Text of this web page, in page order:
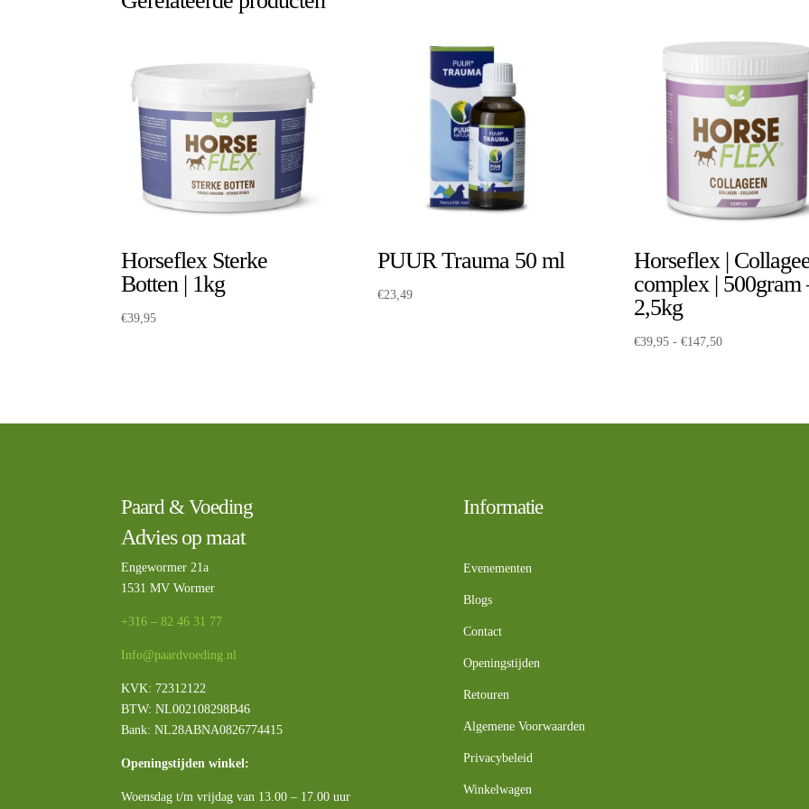
Horseflex Sterke
Botten | 1kg
€39,95
PUUR Trauma 50 ml
€23,49
Horseflex |
complex | 500gram
2,5kg
€39,95 - €147,50Prijsklasse:
Paard & Voeding
Advies op maat
Engewormer 21a
1531 MV Wormer
+316 – 82 46 31 77
Info@paardvoeding.nl
KVK: 72312122
BTW:NL002108298B46
Bank: NL28ABNA0826774415
Openingstijden winkel:
Woensdag t/m vrijdag van 13.00 – 17.00 uur
Informatie
Evenementen
Blogs
Contact
Openingstijden
Retouren
Algemene Voorwaarden
Privacybeleid
Winkelwagen